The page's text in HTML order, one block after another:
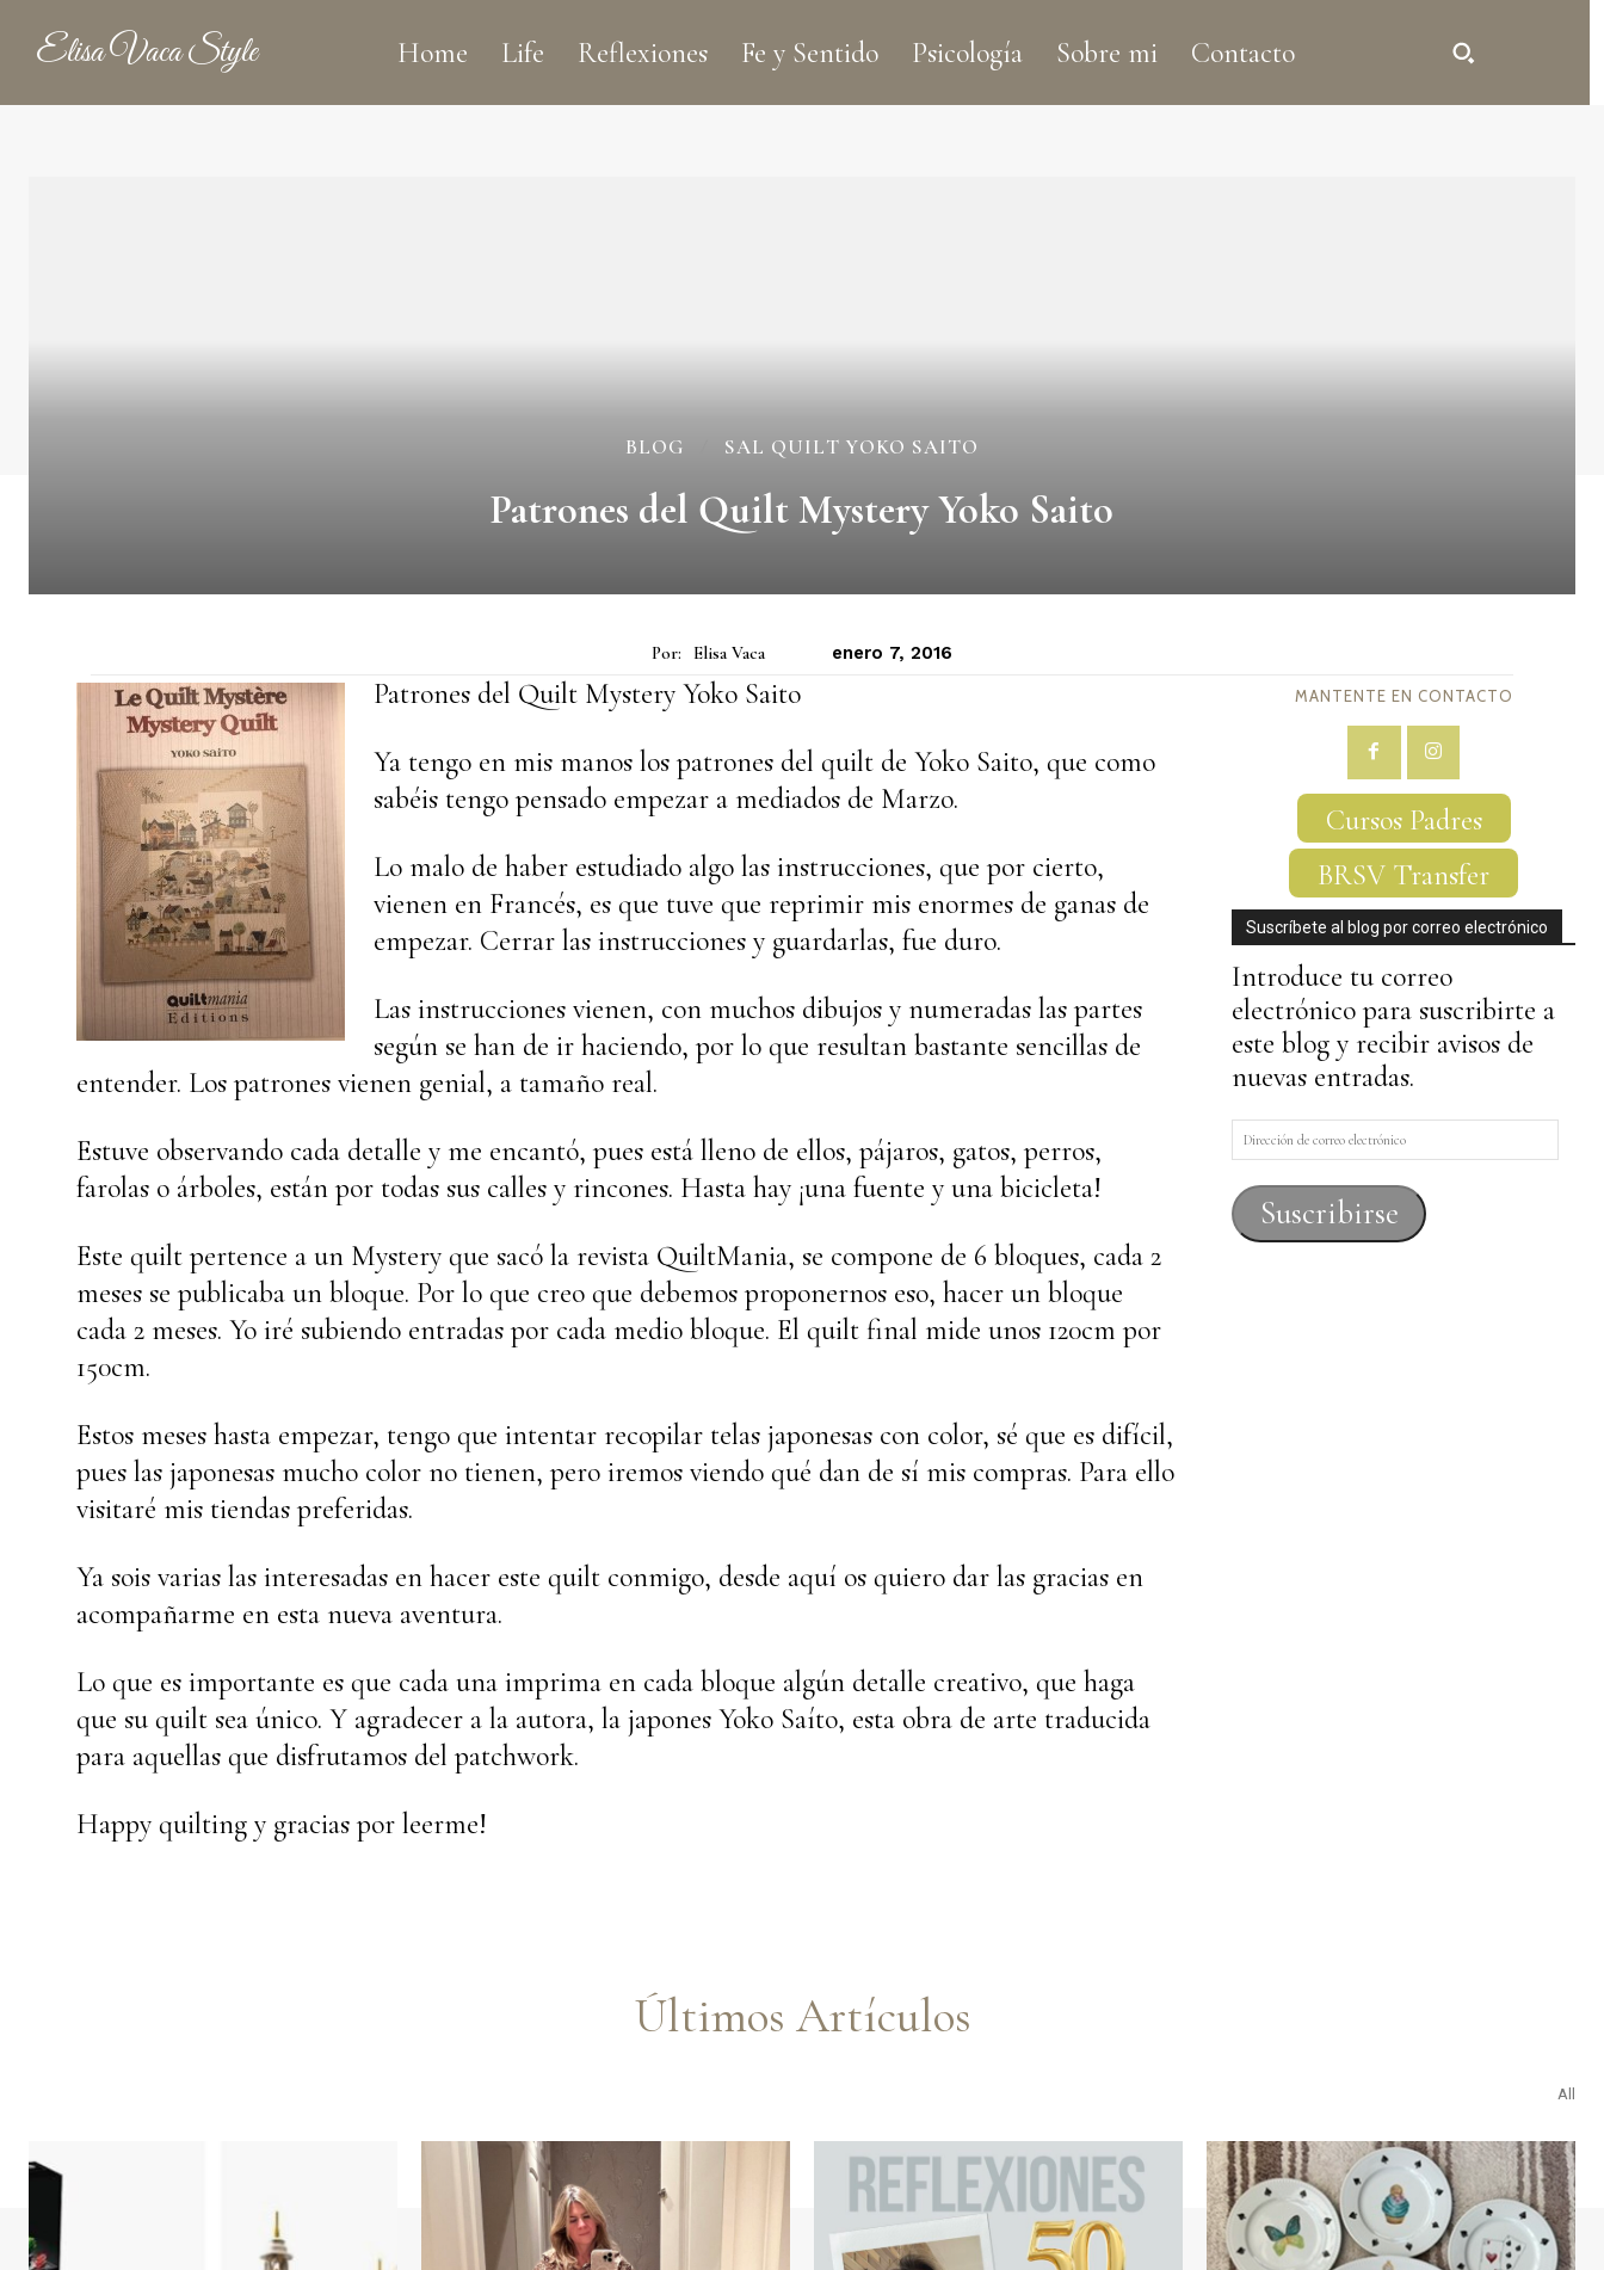
Elisa Vaca Style Home Life Reflexiones Fe y Sentido Psicología Sobre mi Contacto
BLOG SAL QUILT YOKO SAITO
Patrones del Quilt Mystery Yoko Saito
Por: Elisa Vaca enero 7, 2016
Patrones del Quilt Mystery Yoko Saito
Ya tengo en mis manos los patrones del quilt de Yoko Saito, que como
sabéis tengo pensado empezar a mediados de Marzo.
Lo malo de haber estudiado algo las instrucciones, que por cierto,
vienen en Francés, es que tuve que reprimir mis enormes de ganas de
empezar. Cerrar las instrucciones y guardarlas, fue duro.
Las instrucciones vienen, con muchos dibujos y numeradas las partes
según se han de ir haciendo, por lo que resultan bastante sencillas de
entender. Los patrones vienen genial, a tamaño real.
Estuve observando cada detalle y me encantó, pues está lleno de ellos, pájaros, gatos, perros,
farolas o árboles, están por todas sus calles y rincones. Hasta hay ¡una fuente y una bicicleta!
Este quilt pertence a un Mystery que sacó la revista QuiltMania, se compone de 6 bloques, cada 2
meses se publicaba un bloque. Por lo que creo que debemos proponernos eso, hacer un bloque
cada 2 meses. Yo iré subiendo entradas por cada medio bloque. El quilt final mide unos 120cm por
150cm.
Estos meses hasta empezar, tengo que intentar recopilar telas japonesas con color, sé que es difícil,
pues las japonesas mucho color no tienen, pero iremos viendo qué dan de sí mis compras. Para ello
visitaré mis tiendas preferidas.
Ya sois varias las interesadas en hacer este quilt conmigo, desde aquí os quiero dar las gracias en
acompañarme en esta nueva aventura.
Lo que es importante es que cada una imprima en cada bloque algún detalle creativo, que haga
que su quilt sea único. Y agradecer a la autora, la japones Yoko Saíto, esta obra de arte traducida
para aquellas que disfrutamos del patchwork.
Happy quilting y gracias por leerme!
MANTENTE EN CONTACTO
Cursos Padres
BRSV Transfer
Suscríbete al blog por correo electrónico
Introduce tu correo
electrónico para suscribirte a
este blog y recibir avisos de
nuevas entradas.
Dirección
de
correo
electrónico
Suscribirse
Últimos Artículos
All